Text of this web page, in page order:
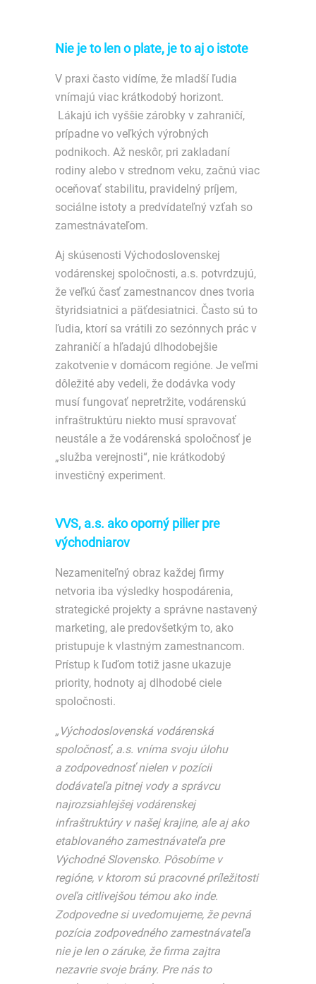
Nie je to len o plate, je to aj o istote
V praxi často vidíme, že mladší ľudia
vnímajú viac krátkodobý horizont.
Lákajú ich vyššie zárobky v zahraničí,
prípadne vo veľkých výrobných
podnikoch. Až neskôr, pri zakladaní
rodiny alebo v strednom veku, začnú viac
oceňovať stabilitu, pravidelný príjem,
sociálne istoty a predvídateľný vzťah so
zamestnávateľom.
Aj skúsenosti Východoslovenskej
vodárenskej spoločnosti, a.s. potvrdzujú,
že veľkú časť zamestnancov dnes tvoria
štyridsiatnici a päťdesiatnici. Často sú to
ľudia, ktorí sa vrátili zo sezónnych prác v
zahraničí a hľadajú dlhodobejšie
zakotvenie v domácom regióne. Je veľmi
dôležité aby vedeli, že dodávka vody
musí fungovať nepretržite, vodárenskú
infraštruktúru niekto musí spravovať
neustále a že vodárenská spoločnosť je
„služba verejnosti“, nie krátkodobý
investičný experiment.
VVS, a.s. ako oporný pilier pre
východniarov
Nezameniteľný obraz každej firmy
netvoria iba výsledky hospodárenia,
strategické projekty a správne nastavený
marketing, ale predovšetkým to, ako
pristupuje k vlastným zamestnancom.
Prístup k ľuďom totiž jasne ukazuje
priority, hodnoty aj dlhodobé ciele
spoločnosti.
„Východoslovenská vodárenská
spoločnosť, a.s. vníma svoju úlohu
a zodpovednosť nielen v pozícii
dodávateľa pitnej vody a správcu
najrozsiahlejšej vodárenskej
infraštruktúry v našej krajine, ale aj ako
etablovaného zamestnávateľa pre
Východné Slovensko. Pôsobíme v
regióne, v ktorom sú pracovné príležitosti
oveľa citlivejšou témou ako inde.
Zodpovedne si uvedomujeme, že pevná
pozícia zodpovedného zamestnávateľa
nie je len o záruke, že firma zajtra
nezavrie svoje brány. Pre nás to